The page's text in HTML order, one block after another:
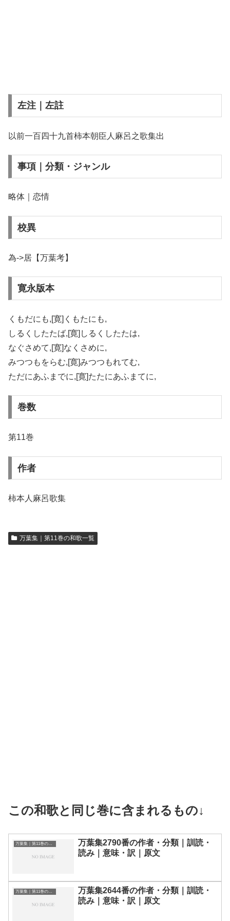
左注｜左註
以前一百四十九首柿本朝臣人麻呂之歌集出
事項｜分類・ジャンル
略体｜恋情
校異
為->居【万葉考】
寛永版本
くもだにも,[寛]くもたにも,
しるくしたたば,[寛]しるくしたたは,
なぐさめて,[寛]なくさめに,
みつつもをらむ,[寛]みつつもれてむ,
ただにあふまでに,[寛]たたにあふまてに,
巻数
第11巻
作者
柿本人麻呂歌集
万葉集｜第11巻の和歌一覧
この和歌と同じ巻に含まれるもの↓
万葉集｜第11巻の和歌一覧
万葉集2790番の作者・分類｜訓読・
読み｜意味・訳｜原文
万葉集｜第11巻の和歌一覧
万葉集2644番の作者・分類｜訓読・
読み｜意味・訳｜原文